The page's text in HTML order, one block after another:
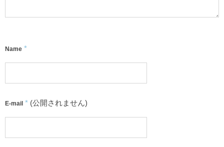
Name *
E-mail * (公開されません)